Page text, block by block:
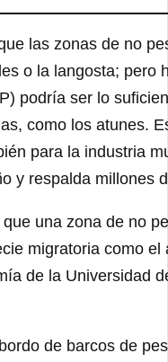
las zonas de no
o la langosta; pero
podría ser lo
como los atunes.
para la industria
y respalda millones
una zona de no
migratoria como
de la Universidad
de barcos de